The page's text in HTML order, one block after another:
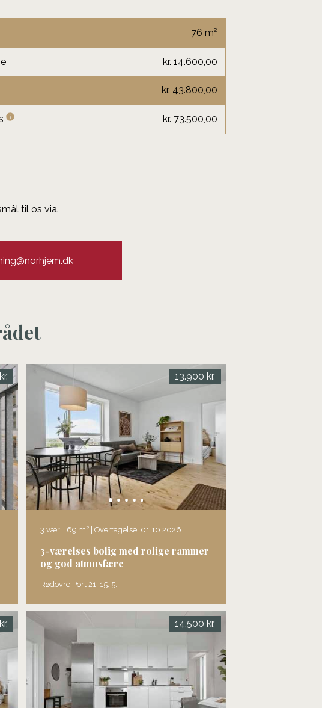
76 m²
kr. 14.600,00
kr. 43.800,00
kr. 73.500,00
til os via.
3 vær. | 69 m² | Overtagelse: 01.10.2026
3-værelses bolig med rolige rammer
og god atmosfære
Rødovre Port 21, 15. 5.
13.900 kr.
14.500 kr.